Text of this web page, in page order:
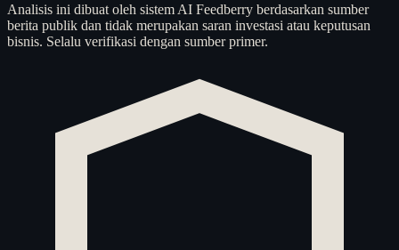
Analisis ini dibuat oleh sistem AI Feedberry berdasarkan sumber
berita publik dan tidak merupakan saran investasi atau keputusan
bisnis. Selalu verifikasi dengan sumber primer.